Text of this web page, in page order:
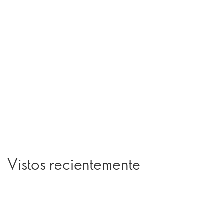
Vistos recientemente